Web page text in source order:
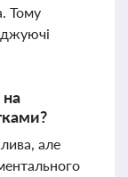
Тому
але